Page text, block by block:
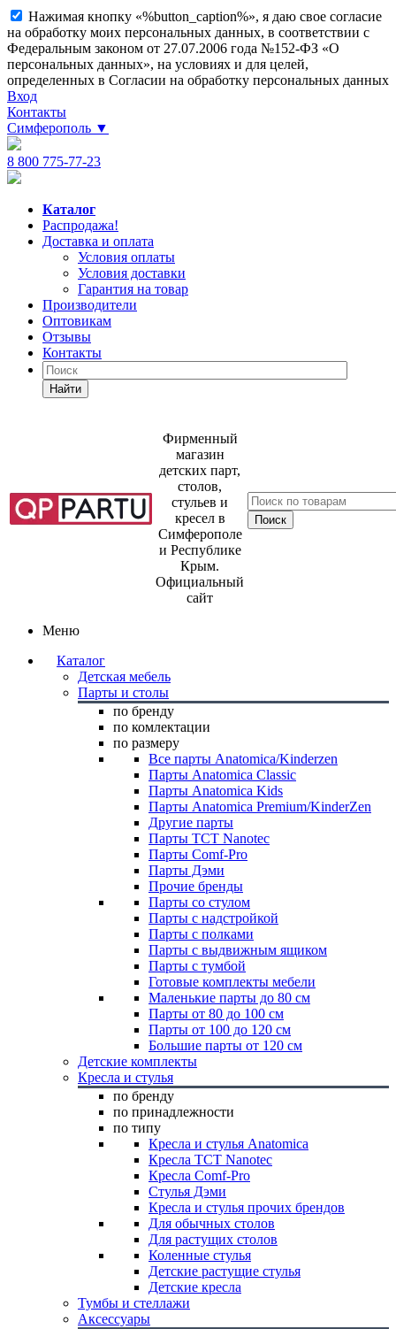
Нажимая кнопку «%button_caption%», я даю свое согласие
на обработку моих персональных данных, в соответствии с
Федеральным законом от 27.07.2006 года №152-ФЗ «О
персональных данных», на условиях и для целей,
определенных в Согласии на обработку персональных данных
Вход
Контакты
Симферополь ▼
8 800 775-77-23
Каталог
Распродажа!
Доставка и оплата
Условия оплаты
Условия доставки
Гарантия на товар
Производители
Оптовикам
Отзывы
Контакты
Найти
Фирменный
магазин
детских парт,
столов,
стульев и
кресел в
Симферополе
и Республике
Крым.
Официальный
сайт
Меню
Каталог
Детская мебель
Парты и столы
по бренду
по комлектации
по размеру
Все парты Anatomica/Kinderzen
Парты Anatomica Classic
Парты Anatomica Kids
Парты Anatomica Premium/KinderZen
Другие парты
Парты TCT Nanotec
Парты Comf-Pro
Парты Дэми
Прочие бренды
Парты со стулом
Парты с надстройкой
Парты с полками
Парты с выдвижным ящиком
Парты с тумбой
Готовые комплекты мебели
Маленькие парты до 80 см
Парты от 80 до 100 см
Парты от 100 до 120 см
Большие парты от 120 см
Детские комплекты
Кресла и стулья
по бренду
по принадлежности
по типу
Кресла и стулья Anatomica
Кресла TCT Nanotec
Кресла Comf-Pro
Стулья Дэми
Кресла и стулья прочих брендов
Для обычных столов
Для растущих столов
Коленные стулья
Детские растущие стулья
Детские кресла
Тумбы и стеллажи
Аксессуары